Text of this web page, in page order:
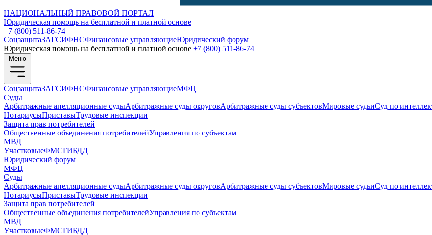
НАЦИОНАЛЬНЫЙ ПРАВОВОЙ ПОРТАЛ
Юридическая помощь на бесплатной и платной основе
+7 (800) 511-86-74
СоцзащитаЗАГСИФНСФинансовые управляющиеЮридический форум
Юридическая помощь на бесплатной и платной основе +7 (800) 511-86-74
Меню
СоцзащитаЗАГСИФНСФинансовые управляющиеМФЦ
Суды
Арбитражные апелляционные судыАрбитражные суды округовАрбитражные суды субъектовМировые судьиСуд по
НотариусыПриставыТрудовые инспекции
Защита прав потребителей
Общественные объединения потребителейУправления по субъектам
МВД
УчастковыеФМСГИБДД
Юридический форум
МФЦ
Суды
Арбитражные апелляционные судыАрбитражные суды округовАрбитражные суды субъектовМировые судьиСуд по
НотариусыПриставыТрудовые инспекции
Защита прав потребителей
Общественные объединения потребителейУправления по субъектам
МВД
УчастковыеФМСГИБДД